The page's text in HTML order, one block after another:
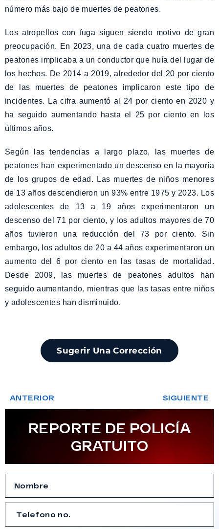
número más bajo de muertes de peatones.
Los atropellos con fuga siguen siendo motivo de gran
preocupación. En 2023, una de cada cuatro muertes de
peatones implicaba a un conductor que huía del lugar de
los hechos. De 2014 a 2019, alrededor del 20 por ciento
de las muertes de peatones implicaron este tipo de
incidentes. La cifra aumentó al 24 por ciento en 2020 y
ha seguido aumentando hasta el 25 por ciento en los
últimos años.
Según las tendencias a largo plazo, las muertes de
peatones han experimentado un descenso en la mayoría
de los grupos de edad. Las muertes de niños menores
de 13 años descendieron un 93% entre 1975 y 2023. Los
adolescentes de 13 a 19 años experimentaron un
descenso del 71 por ciento, y los adultos mayores de 70
años tuvieron una reducción del 73 por ciento. Sin
embargo, los adultos de 20 a 44 años experimentaron un
aumento del 6 por ciento en las tasas de mortalidad.
Desde 2009, las muertes de peatones adultos han
seguido aumentando, mientras que las tasas entre niños
y adolescentes han disminuido.
Sugerir Una Corrección
ANTERIOR SIGUIENTE
REPORTE DE POLICÍA
GRATUITO